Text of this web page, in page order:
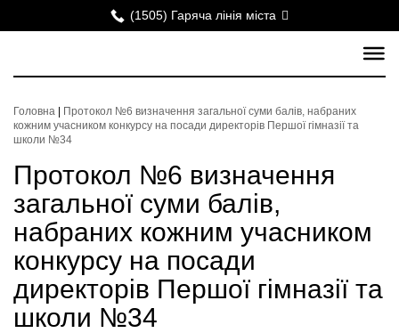
(1505) Гаряча лінія міста
Головна
Протокол №6 визначення загальної суми балів, набраних
кожним учасником конкурсу на посади директорів Першої гімназії та
школи №34
Протокол №6 визначення
загальної суми балів,
набраних кожним учасником
конкурсу на посади
директорів Першої гімназії та
школи №34